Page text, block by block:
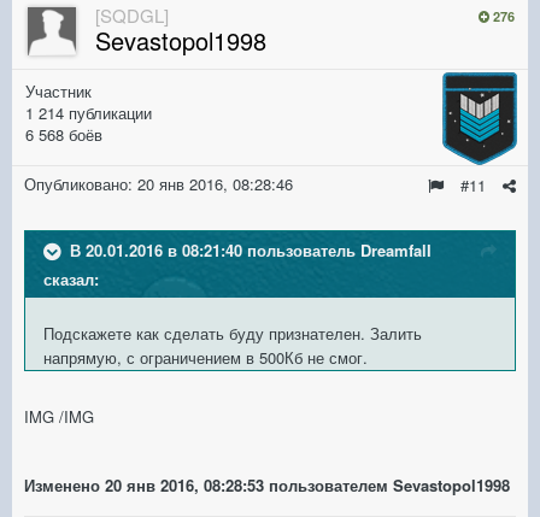
276
[SQDGL]
Sevastopol1998
Участник
1 214 публикации
6 568 боёв
#11
Опубликовано: 20 янв 2016, 08:28:46
В 20.01.2016 в 08:21:40 пользователь DreamfalI
сказал:
Подскажете как сделать буду признателен. Залить
напрямую, с ограничением в 500Кб не смог.
IMG /IMG
Изменено 20 янв 2016, 08:28:53 пользователем Sevastopol1998